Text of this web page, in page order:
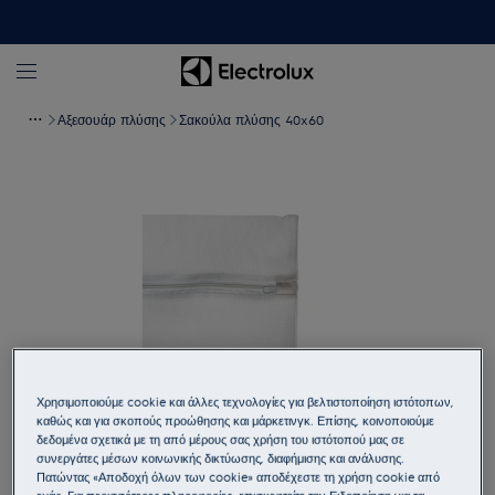
Αξεσουάρ πλύσης Σακούλα πλύσης 40x60
Πατήστε για μεγέθυνση
Χρησιμοποιούμε cookie και άλλες τεχνολογίες για βελτιστοποίηση ιστότοπων,
καθώς και για σκοπούς προώθησης και μάρκετινγκ. Επίσης, κοινοποιούμε
δεδομένα σχετικά με τη από μέρους σας χρήση του ιστότοπού μας σε
συνεργάτες μέσων κοινωνικής δικτύωσης, διαφήμισης και ανάλυσης.
Πατώντας «Αποδοχή όλων των cookie» αποδέχεστε τη χρήση cookie από